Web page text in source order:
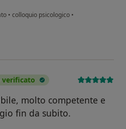
• colloquio psicologico •
Alessandra
molto competente e
fin da subito.